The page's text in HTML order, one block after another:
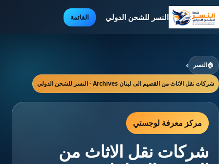
النسر للشحن الدولي القائمة
🏠النسر ›
شركات نقل الاثاث من القصيم الى لبنان Archives - النسر للشحن الدولي
مركز معرفة لوجستي
شركات نقل الاثاث من